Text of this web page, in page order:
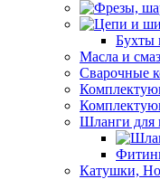
Бухты
Масла и
Сварочные
Шланги для
Катушки,